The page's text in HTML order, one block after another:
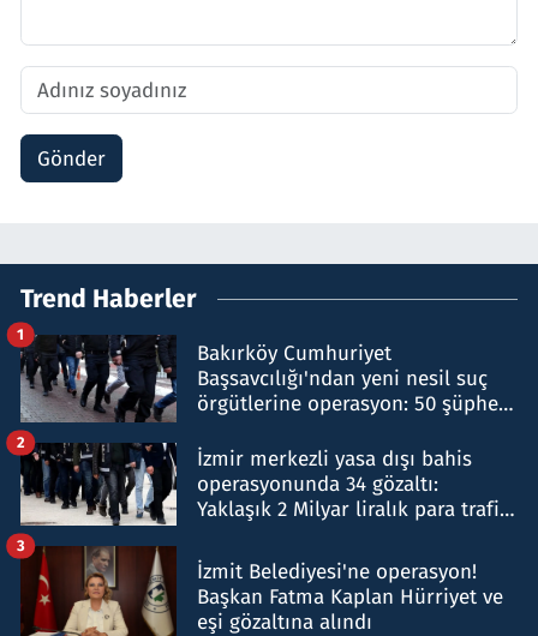
Gönder
Trend Haberler
Bakırköy Cumhuriyet
Başsavcılığı'ndan yeni nesil suç
örgütlerine operasyon: 50 şüpheli
1
İzmir merkezli yasa dışı bahis
operasyonunda 34 gözaltı:
Yaklaşık 2 Milyar liralık para trafiği
2
İzmit Belediyesi'ne operasyon!
Başkan Fatma Kaplan Hürriyet ve
eşi gözaltına alındı
3